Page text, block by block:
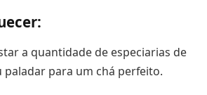
a quantidade de especiarias de
paladar para um chá perfeito.